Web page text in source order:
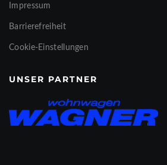
Impressum
Barrierefreiheit
Cookie-Einstellungen
UNSER PARTNER